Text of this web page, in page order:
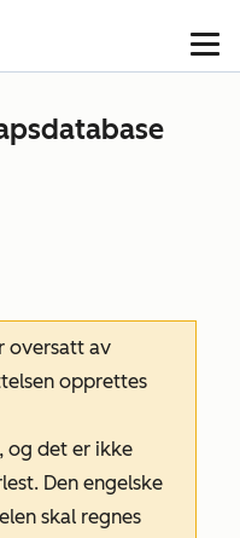
oversatt av
opprettes
og det er ikke
Den engelske
skal regnes